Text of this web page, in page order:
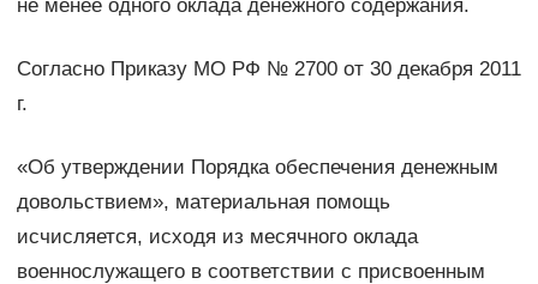
не менее одного оклада денежного содержания.
Согласно Приказу МО РФ № 2700 от 30 декабря 2011
г.
«Об утверждении Порядка обеспечения денежным
довольствием», материальная помощь
исчисляется, исходя из месячного оклада
военнослужащего в соответствии с присвоенным